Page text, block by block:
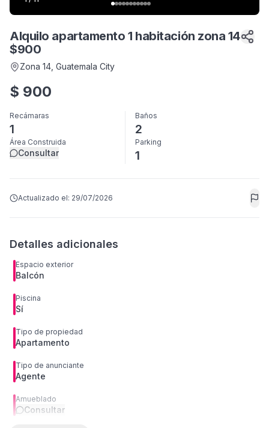
Alquilo apartamento 1 habitación zona 14
$900
Zona 14 , Guatemala City
$ 900
Recámaras
1
Baños
2
Área Construida
Consultar
Parking
1
Actualizado el: 29/07/2026
Detalles adicionales
Espacio exterior
Balcón
Piscina
Sí
Tipo de propiedad
Apartamento
Tipo de anunciante
Agente
Amueblado
Consultar